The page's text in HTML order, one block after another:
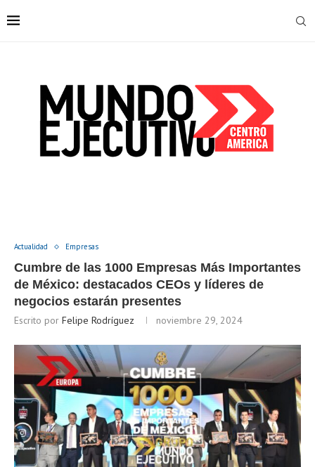
Actualidad Empresas
Cumbre de las 1000 Empresas Más Importantes
de México: destacados CEOs y líderes de
negocios estarán presentes
Escrito por Felipe Rodríguez noviembre 29, 2024